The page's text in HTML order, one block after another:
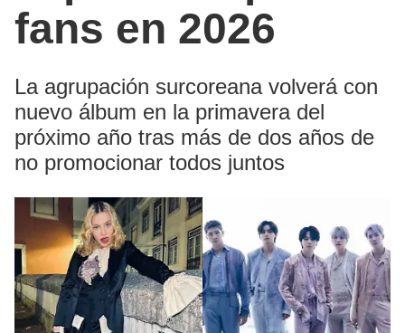
fans en 2026
La agrupación surcoreana volverá con
nuevo álbum en la primavera del
próximo año tras más de dos años de
no promocionar todos juntos